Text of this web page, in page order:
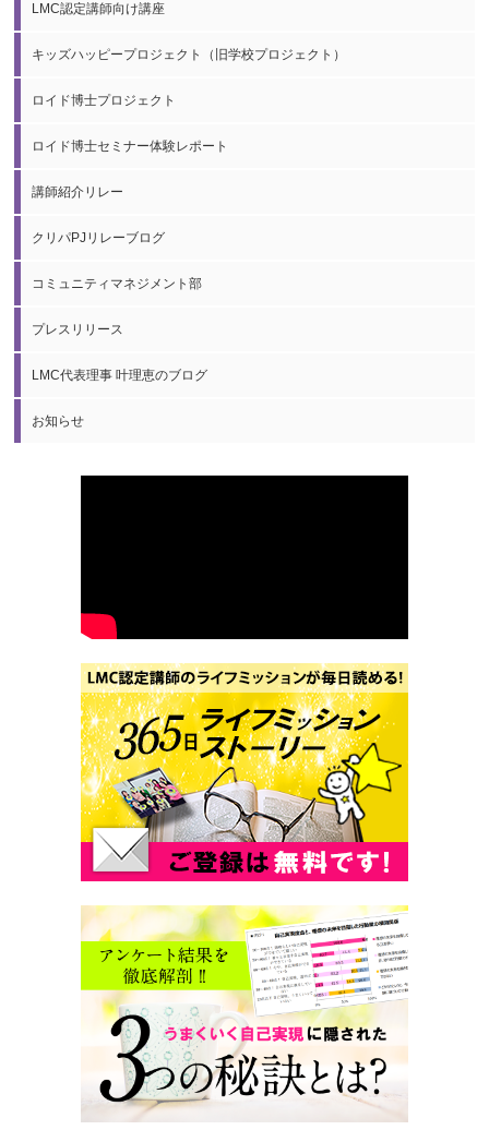
LMC認定講師向け講座
キッズハッピープロジェクト（旧学校プロジェクト）
ロイド博士プロジェクト
ロイド博士セミナー体験レポート
講師紹介リレー
クリパPJリレーブログ
コミュニティマネジメント部
プレスリリース
LMC代表理事 叶理恵のブログ
お知らせ